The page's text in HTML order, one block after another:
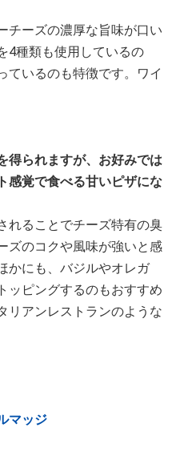
チーズの濃厚な旨味が口い
4種類も使用しているの
ているのも特徴です。ワイ
得られますが、お好みでは
感覚で食べる甘いピザにな
れることでチーズ特有の臭
ズのコクや風味が強いと感
かにも、バジルやオレガ
ッピングするのもおすすめ
リアンレストランのような
マッジ